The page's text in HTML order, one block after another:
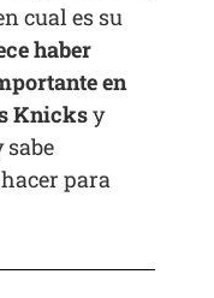
cual es su
haber
en
Knicksy
sabe
para